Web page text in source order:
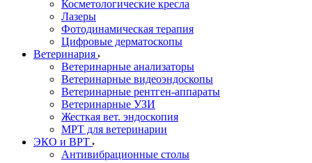
Косметологические кресла
Лазеры
Фотодинамическая терапия
Цифровые дерматоскопы
Ветеринария
Ветеринарные анализаторы
Ветеринарные видеоэндоскопы
Ветеринарные рентген-аппараты
Ветеринарные УЗИ
Жесткая вет. эндоскопия
МРТ для ветеринарии
ЭКО и ВРТ
Антивибрационные столы